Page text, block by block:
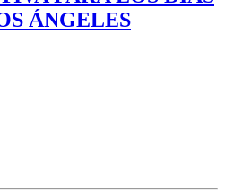
ÁNGELES